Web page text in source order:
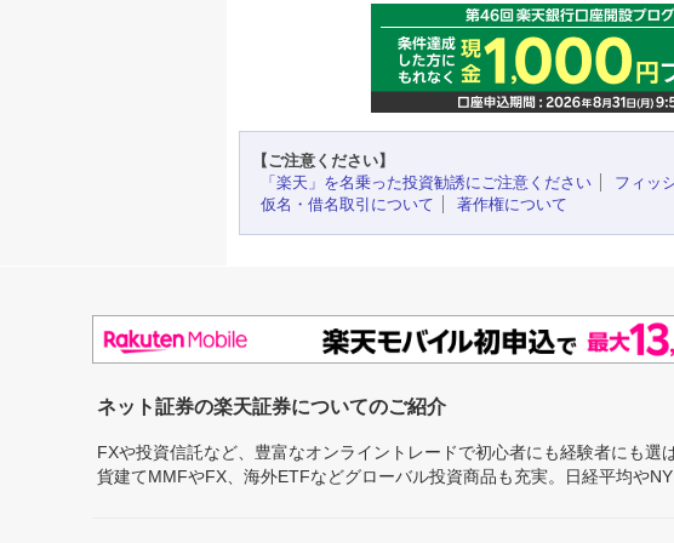
【ご注意ください】
「楽天」を名乗った投資勧誘にご注意ください
フィッ
仮名・借名取引について
著作権について
ネット証券の楽天証券についてのご紹介
FXや投資信託など、豊富なオンライントレードで初心者にも経験者にも
貨建てMMFやFX、海外ETFなどグローバル投資商品も充実。日経平均や